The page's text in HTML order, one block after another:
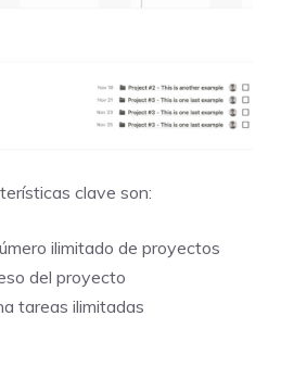
clave son:
ilimitado de proyectos
del proyecto
tareas ilimitadas